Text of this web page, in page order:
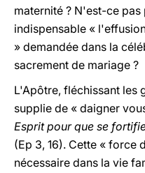
maternité ? N'est-ce
indispensable «
» demandée dans la
sacrement de mariage ?
L'Apôtre, fléchissant les
supplie de « daigner
Esprit pour que se
(Ep 3, 16). Cette « force
nécessaire dans la vie